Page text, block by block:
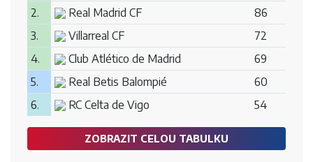
2.
Real Madrid CF
86
3.
Villarreal CF
72
4.
Club Atlético de Madrid
69
5.
Real Betis Balompié
60
6.
RC Celta de Vigo 54
ZOBRAZIT CELOU TABULKU